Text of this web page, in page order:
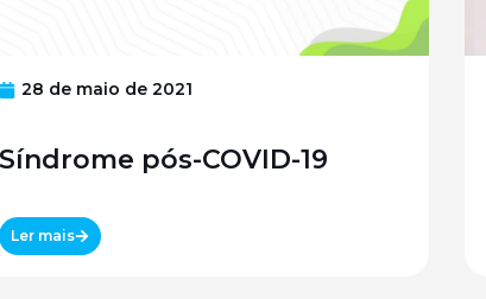
28 de maio de 2021
Síndrome pós-COVID-19
Ler mais